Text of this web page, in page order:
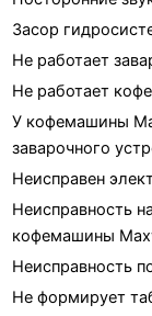
Засор
Не работает
Не работает
У кофемашины
заварочного
Неисправен
Неисправность
кофемашины
Неисправность
Не формирует